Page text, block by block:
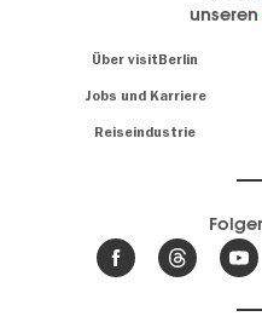
unseren
Über visitBerlin
Jobs und Karriere
Reiseindustrie
sind
für Sie da.
Tickets
Wir haben den
Insidertipps